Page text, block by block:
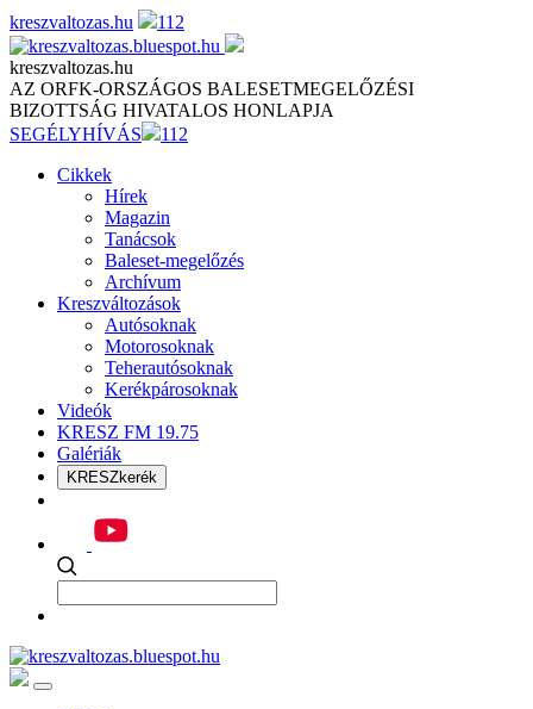
Skip
to
content
kreszvaltozas.hu 112
kreszvaltozas.hu
AZ ORFK-ORSZÁGOS BALESETMEGELŐZÉSI
BIZOTTSÁG HIVATALOS HONLAPJA
SEGÉLYHÍVÁS
112
Cikkek
Hírek
Magazin
Tanácsok
Baleset-megelőzés
Archívum
Kreszváltozások
Autósoknak
Motorosoknak
Teherautósoknak
Kerékpárosoknak
Videók
KRESZ FM 19.75
Galériák
KRESZkerék